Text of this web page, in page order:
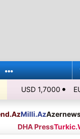
USD 1,7000
Milli.Az
DHA Press